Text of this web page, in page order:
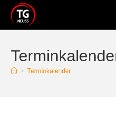
> Terminkalender